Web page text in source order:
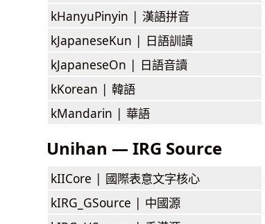
kHanyuPinyin | 漢語拼音
kJapaneseKun | 日語訓讀
kJapaneseOn | 日語音讀
kKorean | 韓語
kMandarin | 華語
Unihan — IRG Source
kIICore | 國際表意文字核心
kIRG_GSource | 中國源